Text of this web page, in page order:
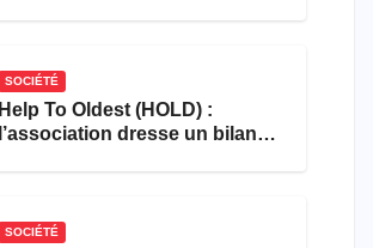
SOCIÉTÉ
Help To Oldest (HOLD) :
l’association dresse un bilan
SOCIÉTÉ